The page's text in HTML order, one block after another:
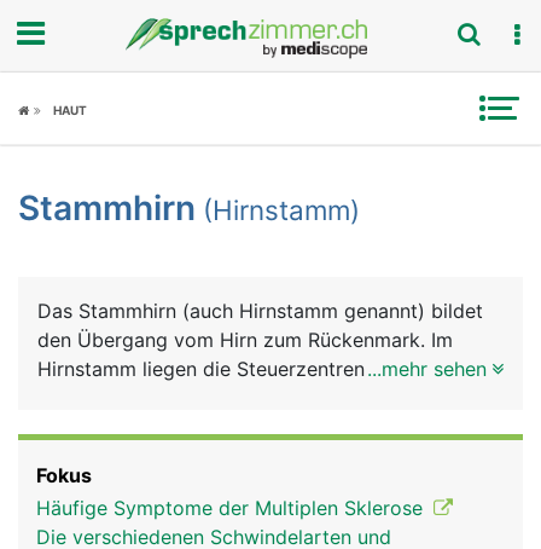
Fokus
Symptome
News
Rubriken
HAUT
Stammhirn (Hirnstamm)
Das Stammhirn (auch Hirnstamm genannt) bildet
den Übergang vom Hirn zum Rückenmark. Im
Hirnstamm liegen die Steuerzentren für
Husten, Niesen und Schlucken.
...mehr sehen
Fokus
Häufige Symptome der Multiplen Sklerose
Die verschiedenen Schwindelarten und